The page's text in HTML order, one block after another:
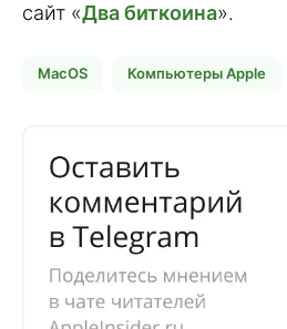
сайт «Два биткоина».
MacOS Компьютеры Apple